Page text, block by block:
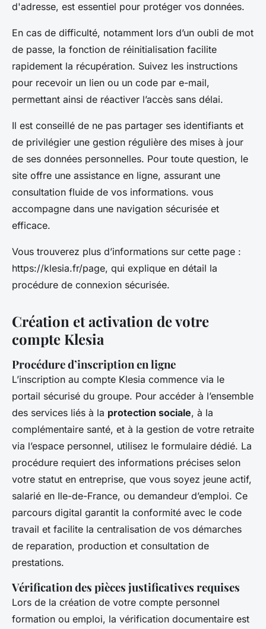
d'adresse, est essentiel pour protéger vos données.
En cas de difficulté, notamment lors d’un oubli de mot
de passe, la fonction de réinitialisation facilite
rapidement la récupération. Suivez les instructions
pour recevoir un lien ou un code par e-mail,
permettant ainsi de réactiver l’accès sans délai.
Il est conseillé de ne pas partager ses identifiants et
de privilégier une gestion régulière des mises à jour
de ses données personnelles. Pour toute question, le
site offre une assistance en ligne, assurant une
consultation fluide de vos informations. vous
accompagne dans une navigation sécurisée et
efficace.
Vous trouverez plus d’informations sur cette page :
https://klesia.fr/page, qui explique en détail la
procédure de connexion sécurisée.
Création et activation de votre
compte Klesia
Procédure d’inscription en ligne
L’inscription au compte Klesia commence via le
portail sécurisé du groupe. Pour accéder à l’ensemble
des services liés à la protection sociale, à la
complémentaire santé, et à la gestion de votre retraite
via l’espace personnel, utilisez le formulaire dédié. La
procédure requiert des informations précises selon
votre statut en entreprise, que vous soyez jeune actif,
salarié en Ile-de-France, ou demandeur d’emploi. Ce
parcours digital garantit la conformité avec le code
travail et facilite la centralisation de vos démarches
de reparation, production et consultation de
prestations.
Vérification des pièces justificatives requises
Lors de la création de votre compte personnel
formation ou emploi, la vérification documentaire est